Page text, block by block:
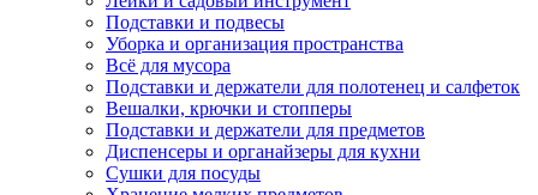
Подставки и подвесы
Уборка и организация пространства
Всё для мусора
Подставки и держатели для полотенец и салфеток
Вешалки, крючки и стопперы
Подставки и держатели для предметов
Диспенсеры и органайзеры для кухни
Сушки для посуды